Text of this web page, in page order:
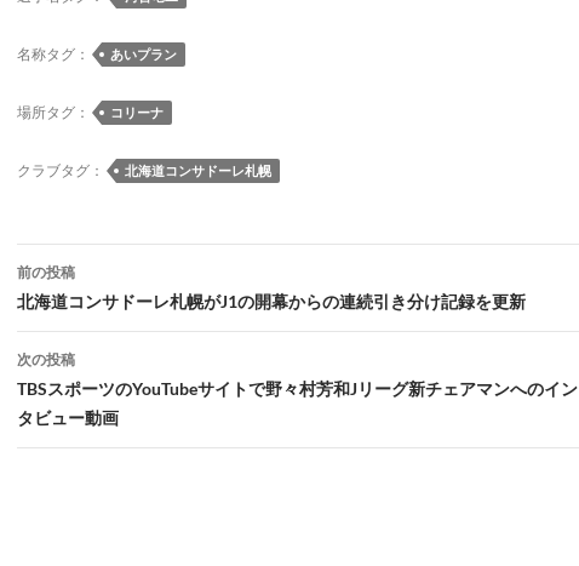
名称タグ： あいプラン
場所タグ： コリーナ
クラブタグ： 北海道コンサドーレ札幌
投
稿
ナ
ビ
ゲ
前の投稿
北海道コンサドーレ札幌がJ1の開幕からの連続引き分け記録を更新
次の投稿
TBSスポーツのYouTubeサイトで野々村芳和Jリーグ新チェアマンへのイン
タビュー動画